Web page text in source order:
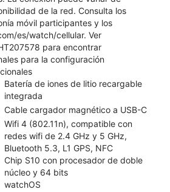
de la red. Consulta los
móvil participantes y los
es/watch/cellular. Ver
para encontrar
para la configuración
Batería de iones de litio recargable
integrada
Cable cargador magnético a USB-C
Wifi 4 (802.11n), compatible con
redes wifi de 2.4 GHz y 5 GHz,
Bluetooth 5.3, L1 GPS, NFC
Chip S10 con procesador de doble
núcleo y 64 bits
watchOS